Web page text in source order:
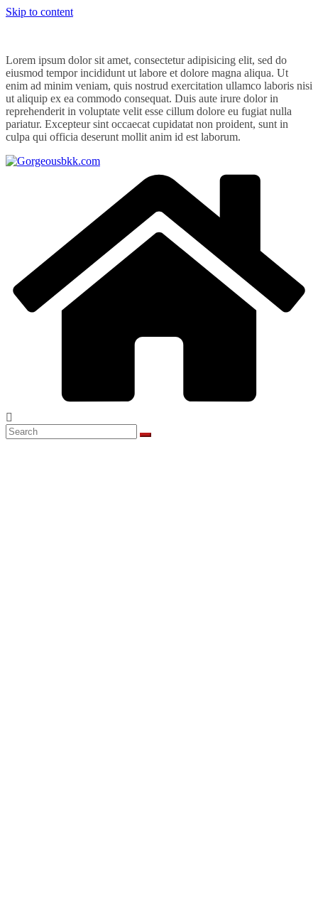
Skip to content
Lorem ipsum dolor sit amet, consectetur adipisicing elit, sed do
eiusmod tempor incididunt ut labore et dolore magna aliqua. Ut
enim ad minim veniam, quis nostrud exercitation ullamco laboris nisi
ut aliquip ex ea commodo consequat. Duis aute irure dolor in
reprehenderit in voluptate velit esse cillum dolore eu fugiat nulla
pariatur. Excepteur sint occaecat cupidatat non proident, sunt in
culpa qui officia deserunt mollit anim id est laborum.